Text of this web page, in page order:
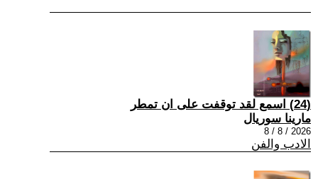
(24) اسمع لقد توقفت على ان تمطر
مارينا سوريال
2026 / 8 / 8
الادب والفن